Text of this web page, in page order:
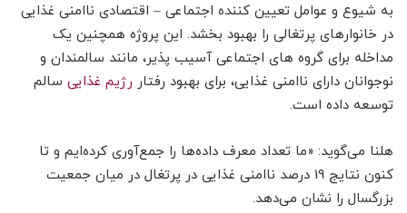
به شیوع و عوامل تعیین کننده اجتماعی – اقتصادی ناامنی غذایی
در خانوارهای پرتغالی را بهبود بخشد. این پروژه همچنین یک
مداخله برای گروه های اجتماعی آسیب پذیر، مانند سالمندان و
نوجوانان دارای ناامنی غذایی، برای بهبود رفتار رژیم غذایی سالم
توسعه داده است.
هلنا می‌گوید: «ما تعداد معرف داده‌ها را جمع‌آوری کرده‌ایم و تا
کنون نتایج 19 درصد ناامنی غذایی در پرتغال در میان جمعیت
بزرگسال را نشان می‌دهد.